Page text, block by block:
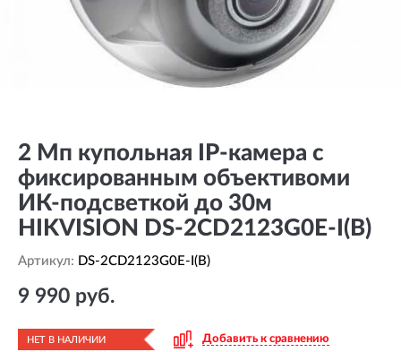
2 Мп купольная IP-камера с
фиксированным объективоми
ИК-подсветкой до 30м
HIKVISION DS-2CD2123G0E-I(B)
Артикул: DS-2CD2123G0E-I(B)
9 990 руб.
НЕТ В НАЛИЧИИ Добавить к сравнению